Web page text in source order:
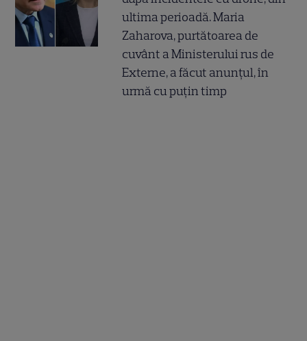
ultima perioadă. Maria
Zaharova, purtătoarea de
cuvânt a Ministerului rus de
Externe, a făcut anunțul, în
urmă cu puțin timp